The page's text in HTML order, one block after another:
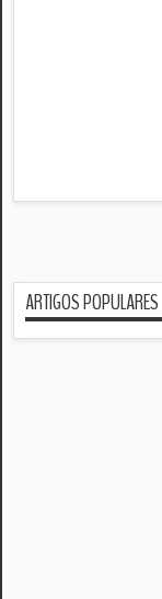
ARTIGOS POPULARES